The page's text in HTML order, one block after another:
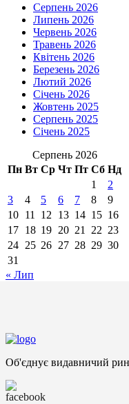
Серпень 2026
Липень 2026
Червень 2026
Травень 2026
Квітень 2026
Березень 2026
Лютий 2026
Січень 2026
Жовтень 2025
Серпень 2025
Січень 2025
Серпень 2026
Пн Вт Ср Чт Пт Сб Нд
1
2
3
4 5 6 7 8
9
10 11 12 13 14 15 16
17 18 19 20 21 22 23
24 25 26 27 28 29 30
31
« Лип
Об'єднує видавничий